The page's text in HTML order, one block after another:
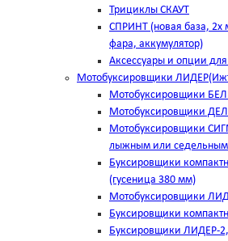
Трициклы СКАУТ
СПРИНТ (новая база, 2х
фара, аккумулятор)
Аксессуары и опции
Мотобуксировщики
Мотобуксировщики
Мотобуксировщики
Мотобуксировщики
лыжным или
Буксировщики
(гусеница 380 мм)
Мотобуксировщики
Буксировщики
Буксировщики ЛИДЕР-